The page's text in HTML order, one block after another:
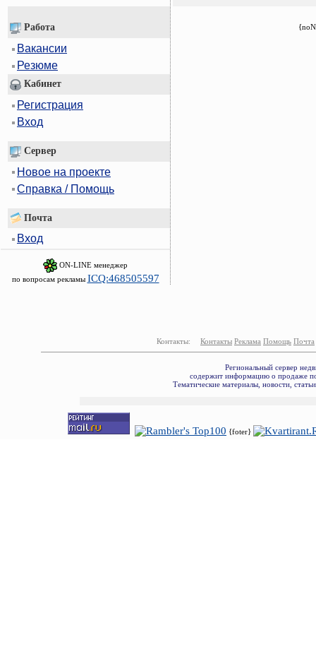
Работа
Вакансии
Резюме
Кабинет
Регистрация
Вход
Сервер
Новое на проекте
Справка / Помощь
Почта
Вход
ON-LINE менеджер
по вопросам рекламы ICQ:468505597
Контакты: Контакты Реклама Помощь Почта
Региональный сервер
содержит информацию о продаже
Тематические материалы, новости,
{foter}